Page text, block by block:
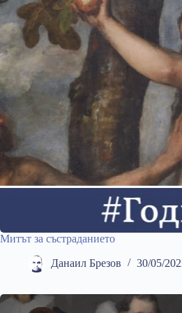
Митът за състраданието
Данаил Брезов 30/05/